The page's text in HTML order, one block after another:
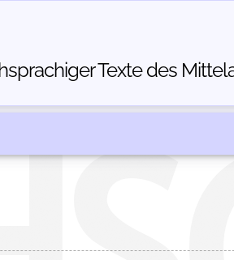
Texte des